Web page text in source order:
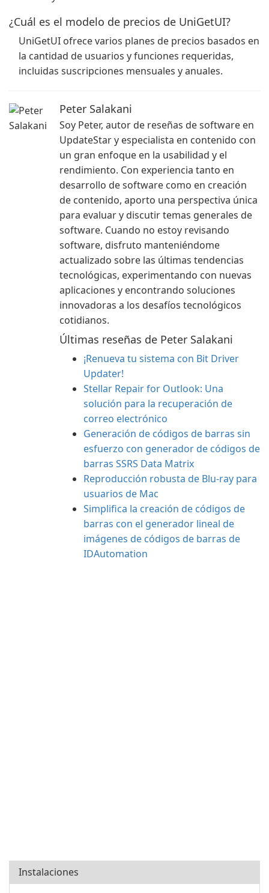
¿Cuál es el modelo de precios de UniGetUI?
UniGetUI ofrece varios planes de precios basados en
la cantidad de usuarios y funciones requeridas,
incluidas suscripciones mensuales y anuales.
Peter Salakani
Soy Peter, autor de reseñas de software en
UpdateStar y especialista en contenido con
un gran enfoque en la usabilidad y el
rendimiento. Con experiencia tanto en
desarrollo de software como en creación
de contenido, aporto una perspectiva única
para evaluar y discutir temas generales de
software. Cuando no estoy revisando
software, disfruto manteniéndome
actualizado sobre las últimas tendencias
tecnológicas, experimentando con nuevas
aplicaciones y encontrando soluciones
innovadoras a los desafíos tecnológicos
cotidianos.
Últimas reseñas de Peter Salakani
¡Renueva tu sistema con Bit Driver
Updater!
Stellar Repair for Outlook: Una
solución para la recuperación de
correo electrónico
Generación de códigos de barras sin
esfuerzo con generador de códigos de
barras SSRS Data Matrix
Reproducción robusta de Blu-ray para
usuarios de Mac
Simplifica la creación de códigos de
barras con el generador lineal de
imágenes de códigos de barras de
IDAutomation
Instalaciones